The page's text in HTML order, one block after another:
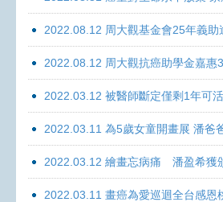
2022.08.12 周大觀基金會25年義
2022.08.12 周大觀抗癌助學金嘉惠
2022.03.12 被醫師斷定僅剩1年可
2022.03.11 為5歲女童開畫展 潘爸
2022.03.12 繪畫忘病痛 潘盈希獲
2022.03.11 畫癌為愛巡迴全台感恩